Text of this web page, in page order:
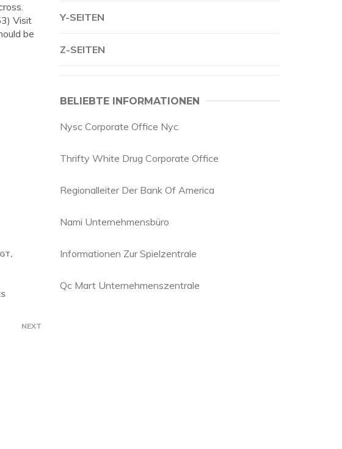
Visit
be
NEXT
Y-SEITEN
Z-SEITEN
BELIEBTE INFORMATIONEN
Nysc Corporate Office Nyc
Thrifty White Drug Corporate Office
Regionalleiter Der Bank Of America
Nami Unternehmensbüro
Informationen Zur Spielzentrale
Qc Mart Unternehmenszentrale